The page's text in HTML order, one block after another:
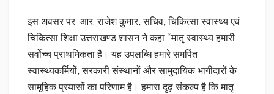
इस अवसर पर आर. राजेश कुमार, सचिव, चिकित्सा स्वास्थ्य एवं
चिकित्सा शिक्षा उत्तराखण्ड शासन ने कहा “मातृ स्वास्थ्य हमारी
सर्वोच्च प्राथमिकता है। यह उपलब्धि हमारे समर्पित
स्वास्थ्यकर्मियों, सरकारी संस्थानों और सामुदायिक भागीदारों के
सामूहिक प्रयासों का परिणाम है। हमारा दृढ़ संकल्प है कि मातृ